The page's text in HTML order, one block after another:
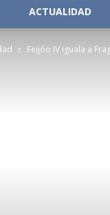
ACTUALIDAD
Feijóo IV iguala a